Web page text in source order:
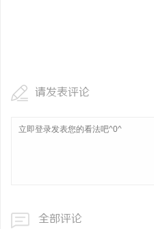
请发表评论
全部评论